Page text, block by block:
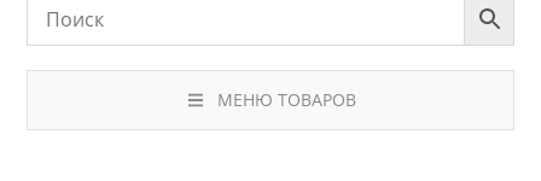
МЕНЮ ТОВАРОВ